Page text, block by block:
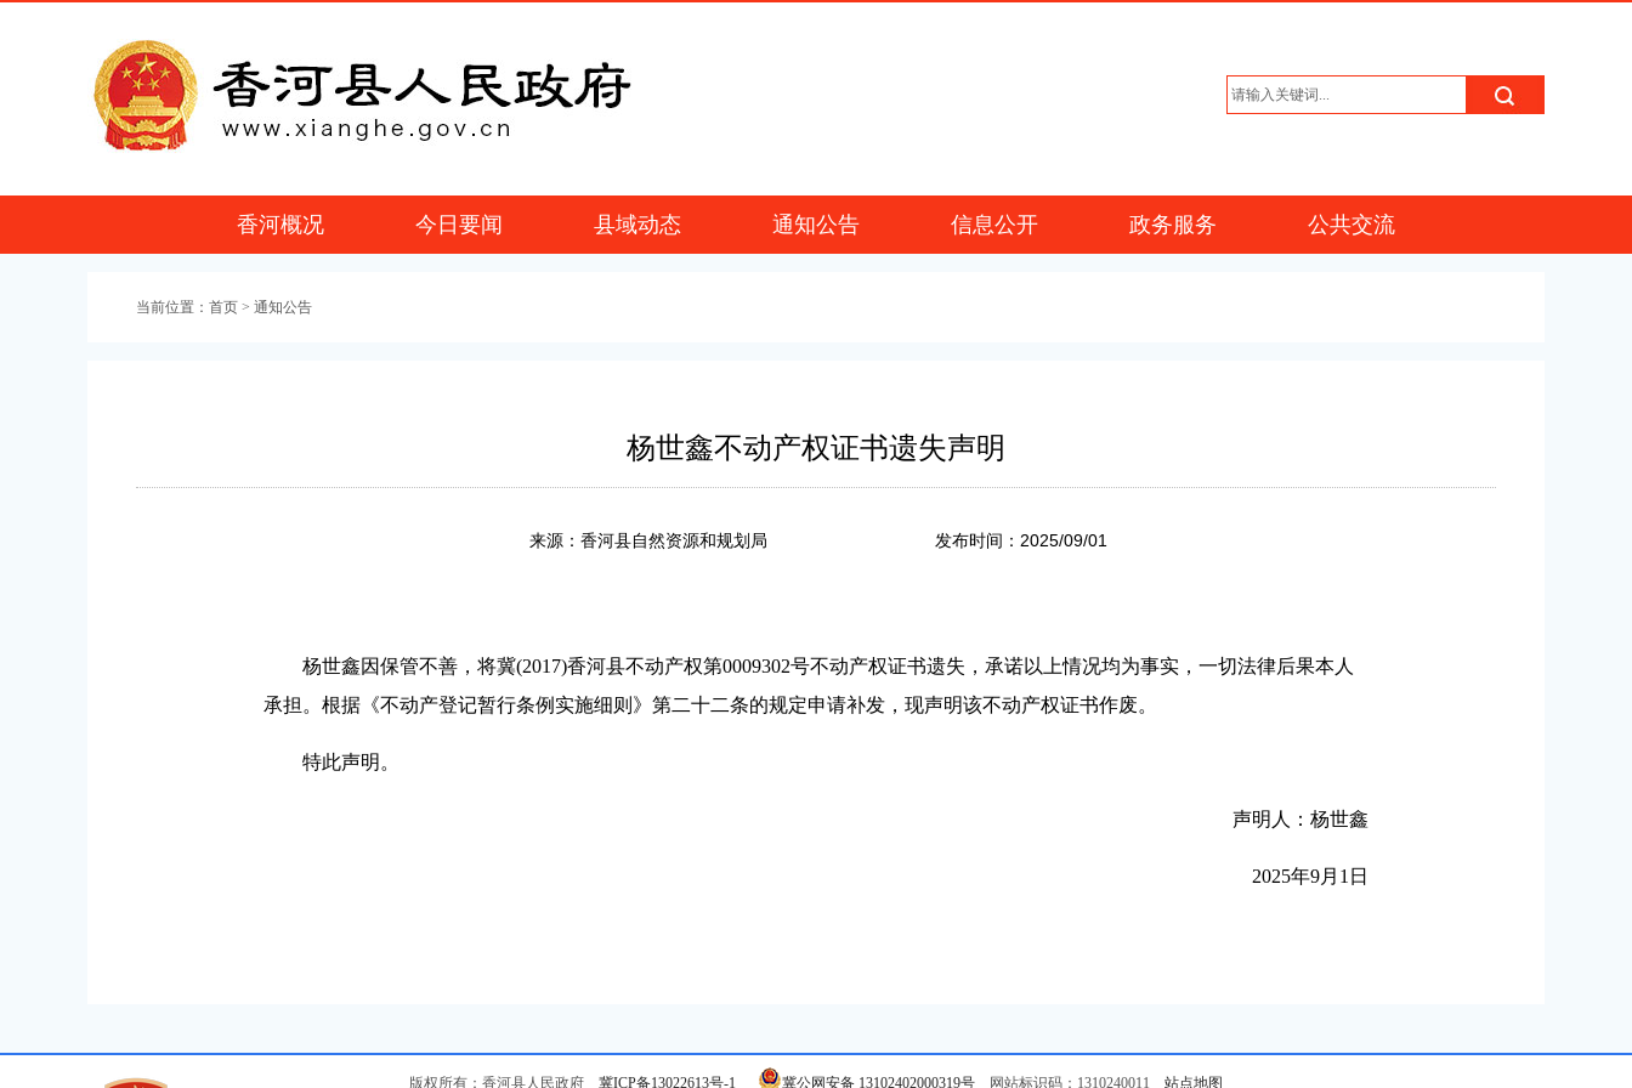
香河概况 今日要闻 县域动态 通知公告 信息公开 政务服务 公共交流
当前位置： 首页 > 通知公告
杨世鑫不动产权证书遗失声明
来源：香河县自然资源和规划局 发布时间： 2025/09/01
杨世鑫因保管不善，将冀(2017)香河县不动产权第0009302号不动产权证书遗失，承诺以上情况均为事实，一切法律后果本人
承担。根据《不动产登记暂行条例实施细则》第二十二条的规定申请补发，现声明该不动产权证书作废。
特此声明。
声明人：杨世鑫
2025年9月1日
版权所有：香河县人民政府 冀ICP备13022613号-1 冀公网安备 13102402000319号 网站标识码：1310240011 站点地图